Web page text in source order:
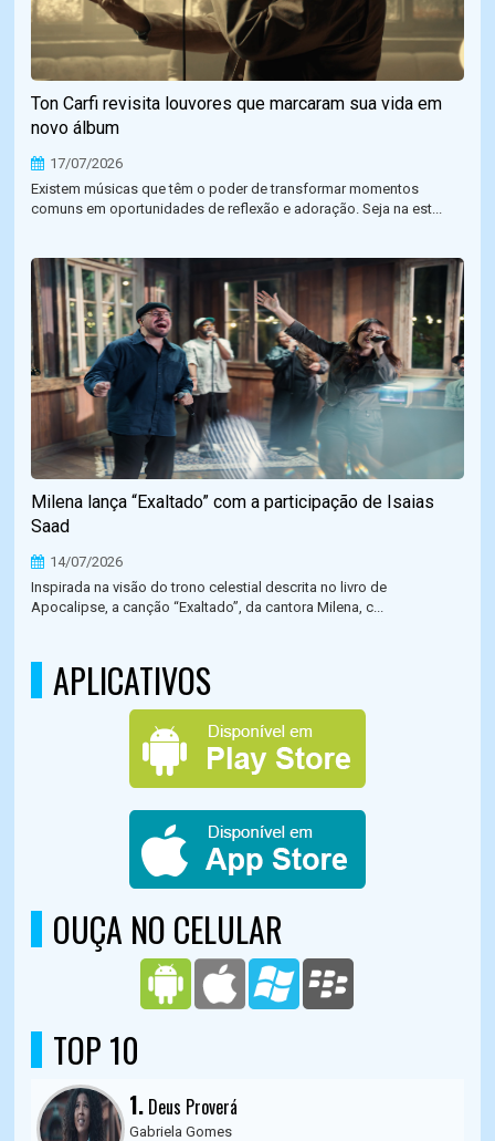
Ton Carfi revisita louvores que marcaram sua vida em
novo álbum
17/07/2026
Existem músicas que têm o poder de transformar momentos
comuns em oportunidades de reflexão e adoração. Seja na est...
Milena lança “Exaltado” com a participação de Isaias
Saad
14/07/2026
Inspirada na visão do trono celestial descrita no livro de
Apocalipse, a canção “Exaltado”, da cantora Milena, c...
APLICATIVOS
OUÇA NO CELULAR
TOP 10
1. Deus Proverá
Gabriela Gomes